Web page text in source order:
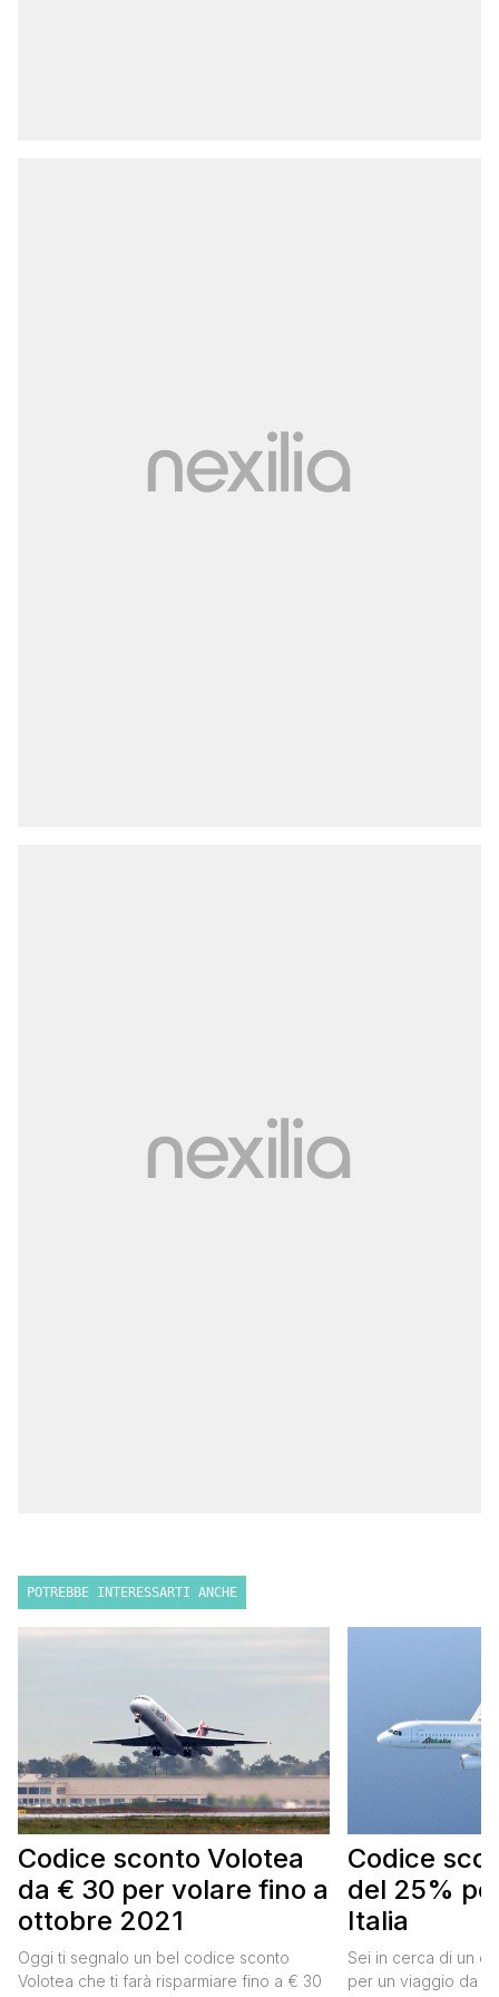
POTREBBE INTERESSARTI ANCHE
Codice sconto Volotea
da € 30 per volare fino a
ottobre 2021
Oggi ti segnalo un bel codice sconto
Volotea che ti farà risparmiare fino a € 30
Codice
del 25%
Italia
Sei in cerca di un
per un viaggio da